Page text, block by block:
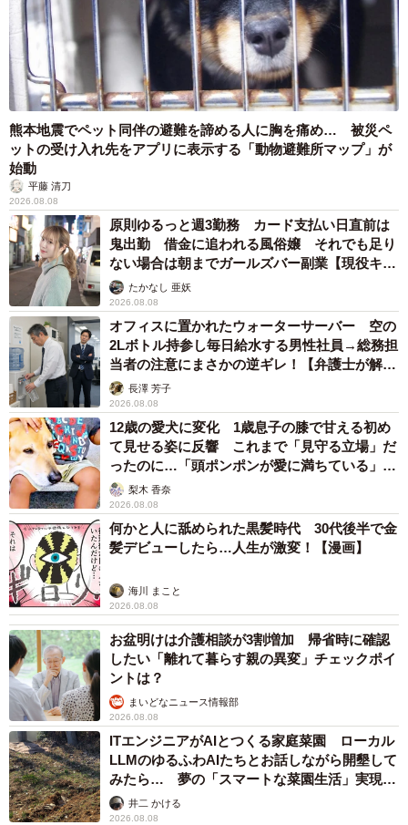
熊本地震でペット同伴の避難を諦める人に胸を痛め… 被災ペ
ットの受け入れ先をアプリに表示する「動物避難所マップ」が
始動
平藤 清刀
2026.08.08
原則ゆるっと週3勤務 カード支払い日直前は
鬼出勤 借金に追われる風俗嬢 それでも足り
ない場合は朝までガールズバー副業【現役キャ
ストに取材】
たかなし 亜妖
2026.08.08
オフィスに置かれたウォーターサーバー 空の
2Lボトル持参し毎日給水する男性社員→総務担
当者の注意にまさかの逆ギレ！【弁護士が解
説】長澤 芳子
2026.08.08
12歳の愛犬に変化 1歳息子の膝で甘える初め
て見せる姿に反響 これまで「見守る立場」だ
ったのに…「頭ポンポンが愛に満ちている」
「尊…」
梨木 香奈
2026.08.08
何かと人に舐められた黒髪時代 30代後半で金
髪デビューしたら…人生が激変！【漫画】
海川 まこと
2026.08.08
お盆明けは介護相談が3割増加 帰省時に確認
したい「離れて暮らす親の異変」チェックポイ
ントは？
まいどなニュース情報部
2026.08.08
ITエンジニアがAIとつくる家庭菜園 ローカル
LLMのゆるふわAIたちとお話しながら開墾して
みたら… 夢の「スマートな菜園生活」実現な
るか井二 かける
2026.08.08